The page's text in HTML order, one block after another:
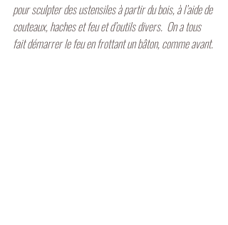
pour sculpter des ustensiles à partir du bois, à l’aide de
couteaux, haches et feu et d’outils divers.  On a tous
fait démarrer le feu en frottant un bâton, comme avant.